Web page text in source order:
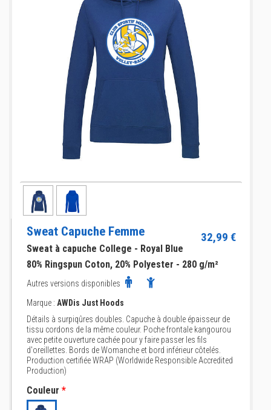
Sweat Capuche Femme 32,99 €
Sweat à capuche College - Royal Blue
80% Ringspun Coton, 20% Polyester - 280 g/m²
Autres versions disponibles
Marque : AWDis Just Hoods
Détails à surpiqûres doubles. Capuche à double épaisseur de
tissu cordons de la même couleur. Poche frontale kangourou
avec petite ouverture cachée pour y faire passer les fils
d'oreillettes. Bords de Womanche et bord inférieur côtelés.
Production certifiée WRAP (Worldwide Responsible Accredited
Production)
Couleur *